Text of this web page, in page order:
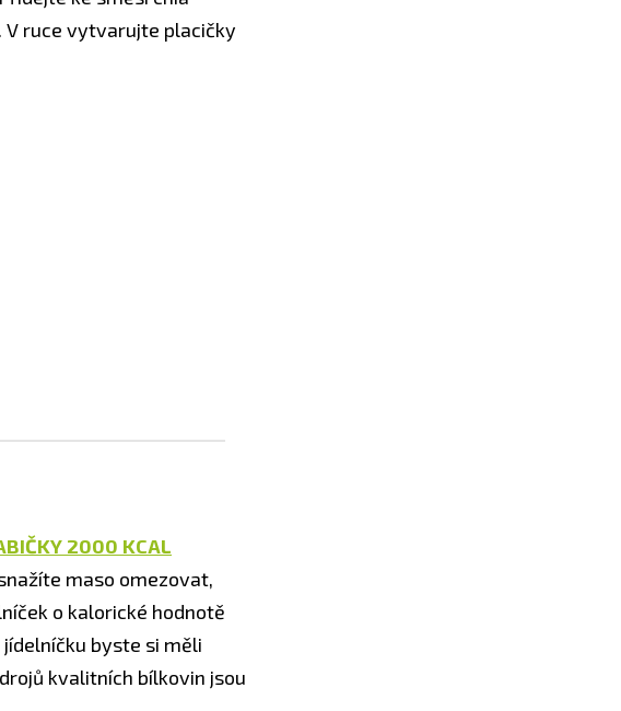
V ruce vytvarujte placičky
2000 KCAL
maso omezovat,
o kalorické hodnotě
byste si měli
kvalitních bílkovin jsou